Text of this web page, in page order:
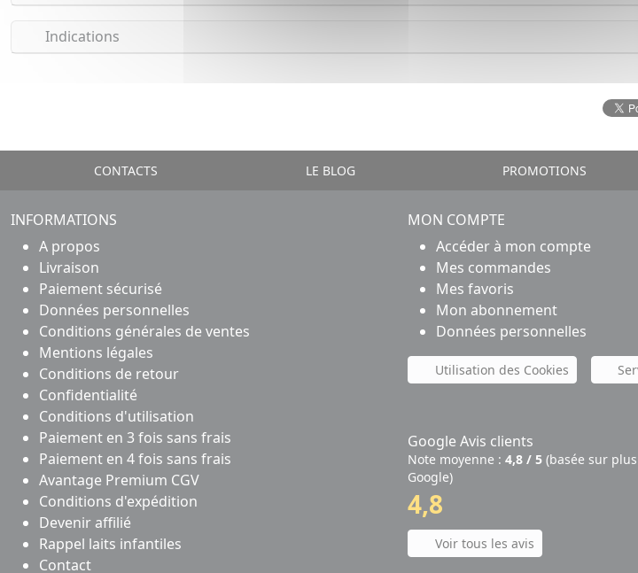
Indications
CONTACTS LE BLOG PROMOTIONS
INFORMATIONS
A propos
Livraison
Paiement sécurisé
Données personnelles
Conditions générales de ventes
Mentions légales
Conditions de retour
Confidentialité
Conditions d'utilisation
Paiement en 3 fois sans frais
Paiement en 4 fois sans frais
Avantage Premium CGV
Conditions d'expédition
Devenir affilié
Rappel laits infantiles
Contact
MON COMPTE
Accéder à mon compte
Mes commandes
Mes favoris
Mon abonnement
Données personnelles
Utilisation des Cookies
Google Avis clients
Note moyenne : 4,8 / 5 (basée sur
Google)
4,8
Voir tous les avis